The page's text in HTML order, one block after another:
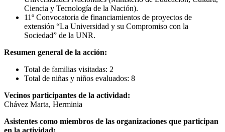
Ciencia y Tecnología de la Nación).
11º Convocatoria de financiamientos de proyectos de
extensión “La Universidad y su Compromiso con la
Sociedad” de la UNR.
Resumen general de la acción:
Total de familias visitadas: 2
Total de niñas y niños evaluados: 8
Vecinos participantes de la actividad:
Chávez Marta, Herminia
Asistentes como miembros de las organizaciones que participan
en la actividad: